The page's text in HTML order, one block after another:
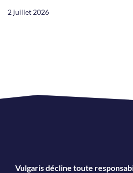
2 juillet 2026
Vulgaris décline toute